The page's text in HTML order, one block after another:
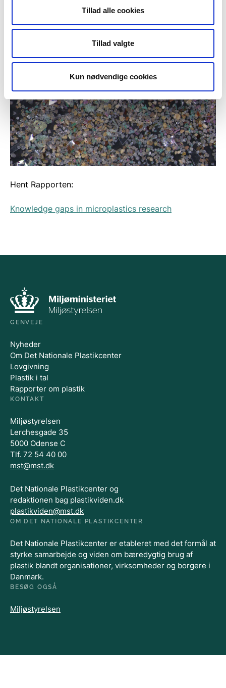
Tillad alle cookies
Tillad valgte
Kun nødvendige cookies
Microplastic in Danish wastewater -
Hent Rapporten:
Knowledge gaps in microplastics research
GENVEJE
Nyheder
Om Det Nationale Plastikcenter
Lovgivning
Plastik i tal
Rapporter om plastik
KONTAKT
Miljøstyrelsen
Lerchesgade 35
5000 Odense C
Tlf. 72 54 40 00
mst@mst.dk
Det Nationale Plastikcenter og
redaktionen bag plastikviden.dk
plastikviden@mst.dk
OM DET NATIONALE PLASTIKCENTER
Det Nationale Plastikcenter er etableret med det formål at
styrke samarbejde og viden om bæredygtig brug af
plastik blandt organisationer, virksomheder og borgere i
Danmark.
BESØG OGSÅ
Miljøstyrelsen